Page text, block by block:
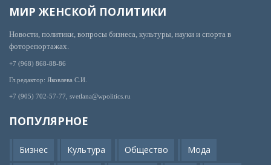
МИР ЖЕНСКОЙ ПОЛИТИКИ
Новости, политики, вопросы бизнеса, культуры, науки и спорта в
фоторепортажах.
+7 (968) 868-88-86
Гл.редактор: Яковлева С.И.
+7 (905) 702-57-77, svetlana@wpolitics.ru
ПОПУЛЯРНОЕ
Бизнес Культура Общество Мода